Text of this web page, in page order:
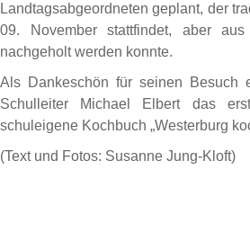
Landtagsabgeordneten geplant, der
09. November stattfindet, aber
nachgeholt werden konnte.
Als Dankeschön für seinen Besuch
Schulleiter Michael Elbert das
schuleigene Kochbuch „Westerburg
(Text und Fotos: Susanne Jung-Kloft)